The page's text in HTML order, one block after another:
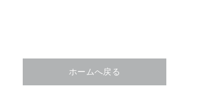
ホームへ戻る